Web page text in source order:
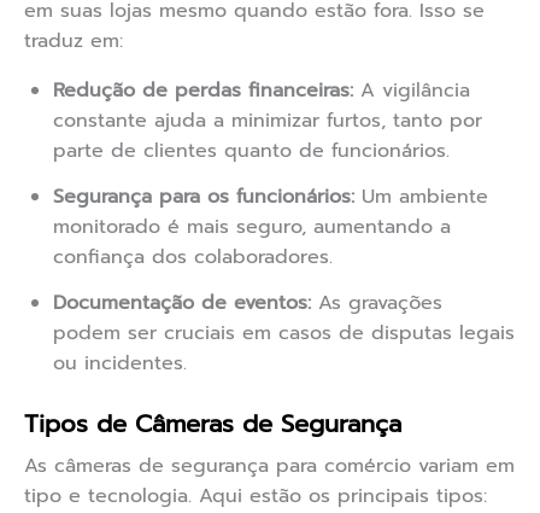
em suas lojas mesmo quando estão fora. Isso se
traduz em:
Redução de perdas financeiras: A vigilância
constante ajuda a minimizar furtos, tanto por
parte de clientes quanto de funcionários.
Segurança para os funcionários: Um ambiente
monitorado é mais seguro, aumentando a
confiança dos colaboradores.
Documentação de eventos: As gravações
podem ser cruciais em casos de disputas legais
ou incidentes.
Tipos de Câmeras de Segurança
As câmeras de segurança para comércio variam em
tipo e tecnologia. Aqui estão os principais tipos: